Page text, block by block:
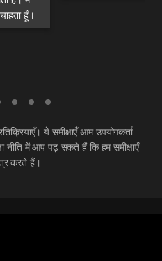
हूँ।
ये समीक्षाएँ आम उपयोगकर्ता
नीति में आप पढ़ सकते हैं कि हम समीक्षाएँ
करते हैं।